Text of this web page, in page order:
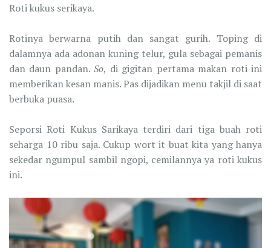
Roti kukus serikaya.
Rotinya berwarna putih dan sangat gurih. Toping di
dalamnya ada adonan kuning telur, gula sebagai pemanis
dan daun pandan.So, di gigitan pertama makan roti ini
memberikan kesan manis. Pas dijadikan menu takjil di saat
berbuka puasa.
Seporsi Roti Kukus Sarikaya terdiri dari tiga buah roti
seharga 10 ribu saja. Cukup wort it buat kita yang hanya
sekedar ngumpul sambil ngopi, cemilannya ya roti kukus
ini.